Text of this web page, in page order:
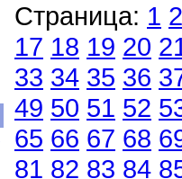
Страница: 1 2
17 18 19 20
33 34 35 36
49 50 51 52
65 66 67 68
81 82 83 84